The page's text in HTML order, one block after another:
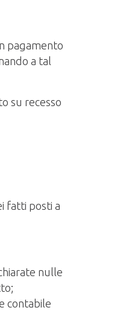
pagamento
a tal
su recesso
fatti posti a
nulle
contabile